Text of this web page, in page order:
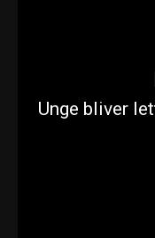
Unge bliver